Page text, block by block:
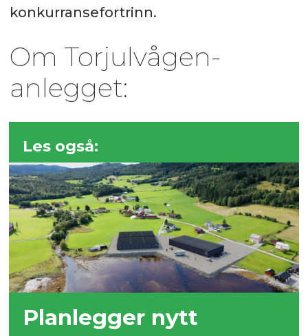
konkurransefortrinn.
Om Torjulvågen-
anlegget:
Les også:
Planlegger nytt